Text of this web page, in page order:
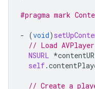
#pragma mark
- (void)
// Load
NSURL *
self.
// Create a